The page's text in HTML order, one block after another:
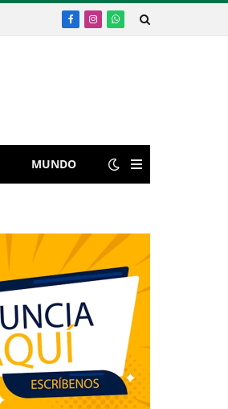
Facebook
Instagram
WhatsApp
MUNDO